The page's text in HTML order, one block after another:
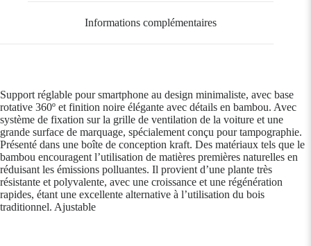
Informations complémentaires
Support réglable pour smartphone au design minimaliste, avec base
rotative 360º et finition noire élégante avec détails en bambou. Avec
système de fixation sur la grille de ventilation de la voiture et une
grande surface de marquage, spécialement conçu pour tampographie.
Présenté dans une boîte de conception kraft. Des matériaux tels que le
bambou encouragent l’utilisation de matières premières naturelles en
réduisant les émissions polluantes. Il provient d’une plante très
résistante et polyvalente, avec une croissance et une régénération
rapides, étant une excellente alternative à l’utilisation du bois
traditionnel. Ajustable